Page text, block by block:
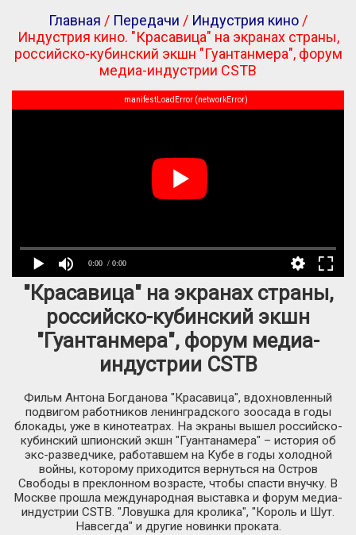
Главная / Передачи / Индустрия кино /
Индустрия кино. "Красавица" на экранах страны,
российско-кубинский экшн "Гуантанмера", форум
медиа-индустрии CSTB
0:00 / 0:00
manifestLoadError (networkError)
"Красавица" на экранах страны,
российско-кубинский экшн
"Гуантанмера", форум медиа-
индустрии CSTB
Фильм Антона Богданова "Красавица", вдохновленный
подвигом работников ленинградского зоосада в годы
блокады, уже в кинотеатрах. На экраны вышел российско-
кубинский шпионский экшн "Гуантанамера" – история об
экс-разведчике, работавшем на Кубе в годы холодной
войны, которому приходится вернуться на Остров
Свободы в преклонном возрасте, чтобы спасти внучку. В
Москве прошла международная выставка и форум медиа-
индустрии CSTB. "Ловушка для кролика", "Король и Шут.
Навсегда" и другие новинки проката.